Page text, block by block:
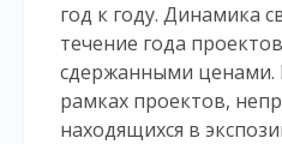
год к году. Динамика
течение года
сдержанными ценами.
рамках проектов,
находящихся в